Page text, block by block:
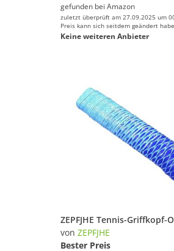
gefunden bei Amazon
zuletzt überprüft am 27.09.2025 um
Preis kann sich seitdem geändert
Keine weiteren Anbieter
von ZEPFJHE
Bester Preis